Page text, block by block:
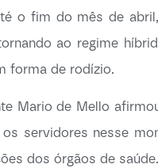
o fim do mês de
ao regime
forma de rodízio.
Mario de Mello
os servidores nesse
dos órgãos de saúde.